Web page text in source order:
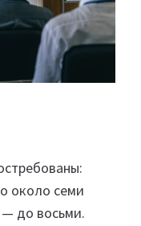
около семи
— до восьми.